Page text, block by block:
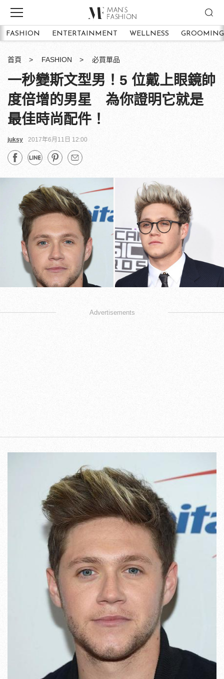
FASHION ENTERTAINMENT WELLNESS GROOMING
首頁 FASHION 必買單品
一秒變斯文型男！5 位戴上眼鏡帥
度倍增的男星 為你證明它就是
最佳時尚配件！
juksy 2017年6月11日 12:00
Advertisements